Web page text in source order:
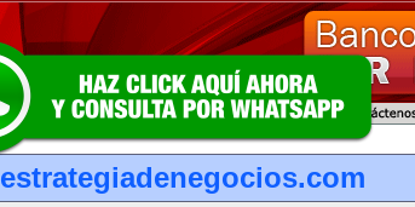
estrategiadenegocios.com